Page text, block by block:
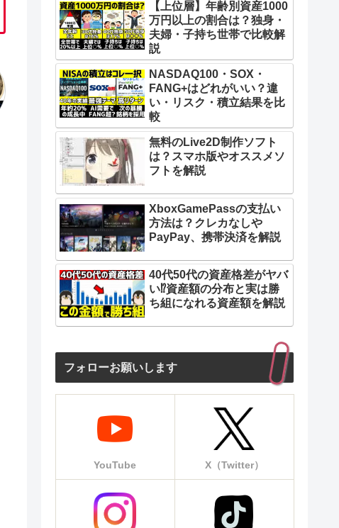
【上位層】年齢別資産1000
万円以上の割合は？独身・
夫婦・子持ち世帯で比較解
説
NASDAQ100・SOX・
FANG+はどれがいい？違
い・リスク・積立結果を比
較
無料のLive2D制作ソフト
は？スマホ版やオススメソ
フトを解説
XboxGamePassの支払い
方法は？クレカなしや
PayPay、携帯決済を解説
40代50代の資産格差がヤバ
い⁉︎資産額の分布と実は勝
ち組になれる資産額を解説
フォローお願いします
YouTube X（Twitter）